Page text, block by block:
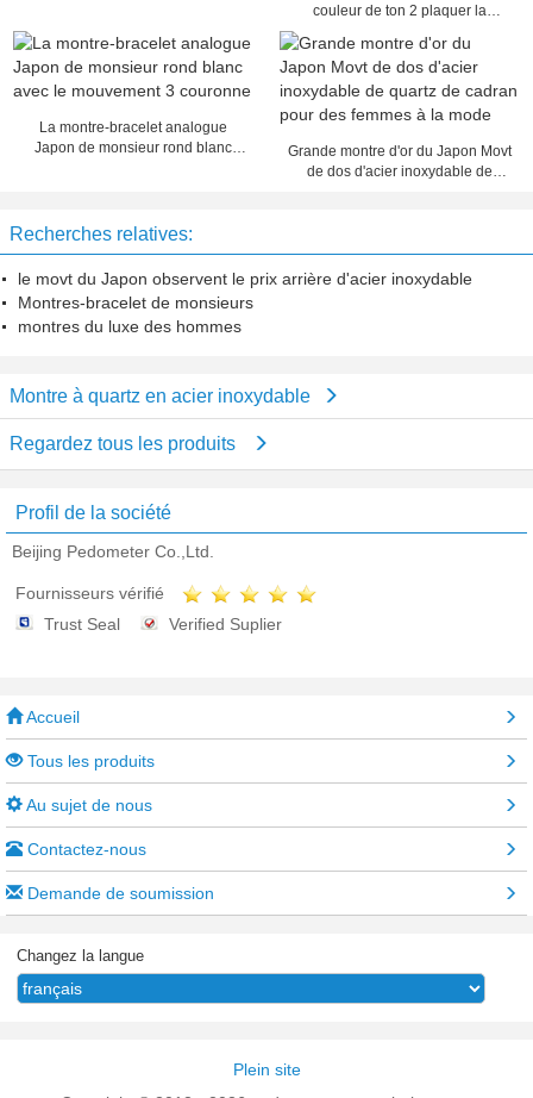
couleur de ton 2 plaquer la
fournisseur 3ATM pendant 1 année
La montre-bracelet analogue
Japon de monsieur rond blanc
Grande montre d'or du Japon Movt
de dos d'acier inoxydable de
Recherches relatives:
le movt du Japon observent le prix arrière d'acier inoxydable
Montres-bracelet de monsieurs
montres du luxe des hommes
Montre à quartz en acier inoxydable
Regardez tous les produits
Profil de la société
Beijing Pedometer Co.,Ltd.
Fournisseurs vérifié
Trust Seal
Verified Suplier
Accueil
Tous les produits
Au sujet de nous
Contactez-nous
Demande de soumission
Changez la langue
Plein site